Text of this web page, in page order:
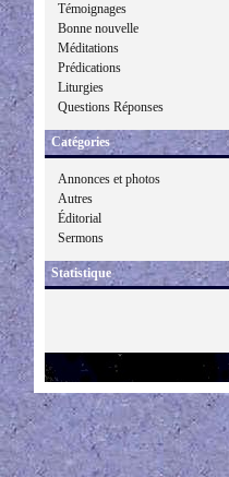
Témoignages
Bonne nouvelle
Méditations
Prédications
Liturgies
Questions Réponses
Catégories
Annonces et photos
Autres
Éditorial
Sermons
Statistique